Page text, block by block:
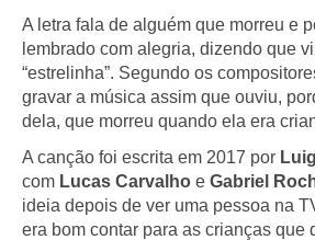
A letra fala de alguém que morreu e
lembrado com alegria, dizendo que
“estrelinha”. Segundo os
gravar a música assim que ouviu,
dela, que morreu quando ela era
A canção foi escrita em 2017 por
com Lucas Carvalho e Gabriel
ideia depois de ver uma pessoa na
era bom contar para as crianças que